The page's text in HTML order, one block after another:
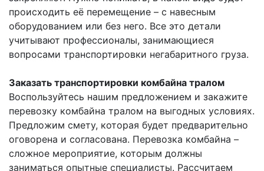
происходить её перемещение – с навесным
оборудованием или без него. Все это детали
учитывают профессионалы, занимающиеся
вопросами транспортировки негабаритного груза.
Заказать транспортировки комбайна тралом
Воспользуйтесь нашим предложением и закажите
перевозку комбайна тралом на выгодных условиях.
Предложим смету, которая будет предварительно
оговорена и согласована. Перевозка комбайна –
сложное мероприятие, которым должны
заниматься опытные специалисты. Рассчитаем